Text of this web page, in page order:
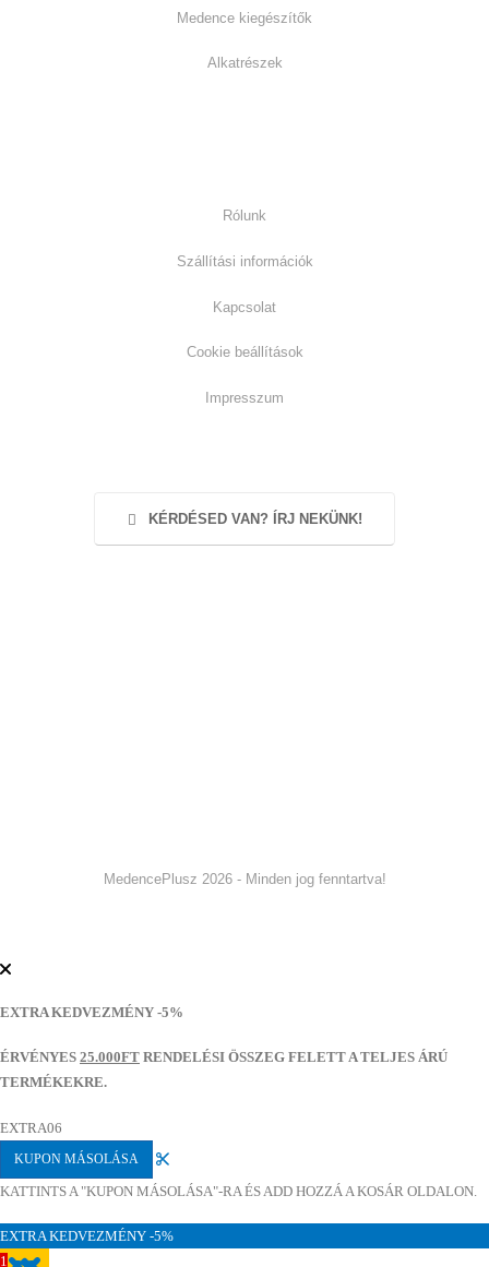
Medence kiegészítők
Alkatrészek
Rólunk
Szállítási információk
Kapcsolat
Cookie beállítások
Impresszum
KÉRDÉSED VAN? ÍRJ NEKÜNK!
MedencePlusz 2026 - Minden jog fenntartva!
EXTRA KEDVEZMÉNY -5%
ÉRVÉNYES 25.000FT RENDELÉSI ÖSSZEG FELETT A TELJES ÁRÚ
TERMÉKEKRE.
EXTRA06
KUPON MÁSOLÁSA
KATTINTS A "KUPON MÁSOLÁSA"-RA ÉS ADD HOZZÁ A KOSÁR OLDALON.
EXTRA KEDVEZMÉNY -5%
1